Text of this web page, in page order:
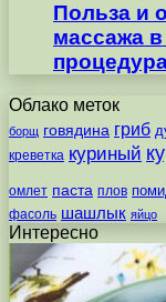
Польза и
массажа в
Облако меток
борщ говядина гриб
креветка куриный
омлет паста плов
фасоль шашлык яйцо
Интересно